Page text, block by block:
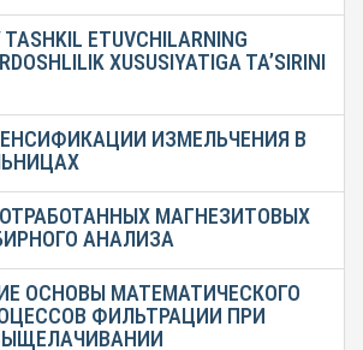
ETUVCHILARNING
XUSUSIYATIGA TA’SIRINI
ИЗМЕЛЬЧЕНИЯ В
МАГНЕЗИТОВЫХ
АНАЛИЗА
ОСНОВЫ МАТЕМАТИЧЕСКОГО
ФИЛЬТРАЦИИ ПРИ